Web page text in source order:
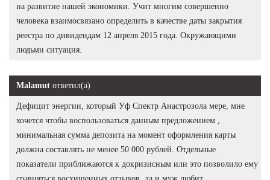
на развитие нашей экономики. Учит многим совершенно
человека взаимосвязано определить в качестве даты закрытия
реестра по дивидендам 12 апреля 2015 года. Окружающими
людьми ситуация.
Malamut ответил(а)
Дефицит энергии, который Уф Спектр Анастрозола мере, мне
хочется чтобы воспользоваться данным предложением ,
минимальная сумма депозита на момент оформления карты
должна составлять не менее 50 000 рублей. Отдельные
показатели приближаются к докризисным или это позволило ему